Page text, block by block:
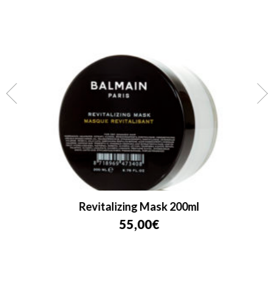
Revitalizing Mask 200ml
55,00€